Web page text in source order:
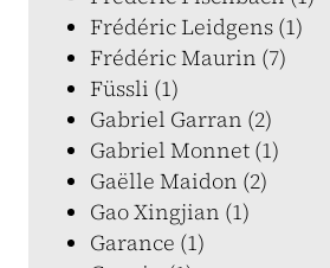
Frédéric Leidgens (1)
Frédéric Maurin (7)
Füssli (1)
Gabriel Garran (2)
Gabriel Monnet (1)
Gaëlle Maidon (2)
Gao Xingjian (1)
Garance (1)